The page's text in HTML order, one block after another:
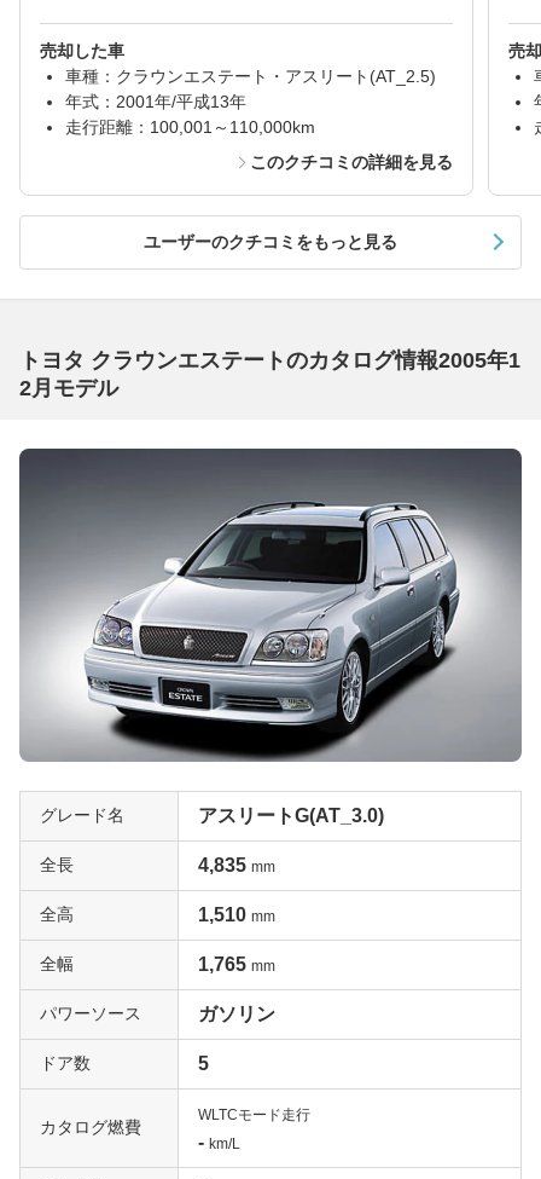
売却した車
車種：クラウンエステート・アスリート(AT_2.5)
年式：2001年/平成13年
走行距離：100,001～110,000km
このクチコミの詳細を見る
売
ユーザーのクチコミをもっと見る
トヨタ クラウンエステートのカタログ情報2005年1
2月モデル
グレード名 アスリートG(AT_3.0)
全長 4,835 mm
全高 1,510 mm
全幅 1,765 mm
パワーソース ガソリン
ドア数 5
カタログ燃費
WLTCモード走行
- km/L